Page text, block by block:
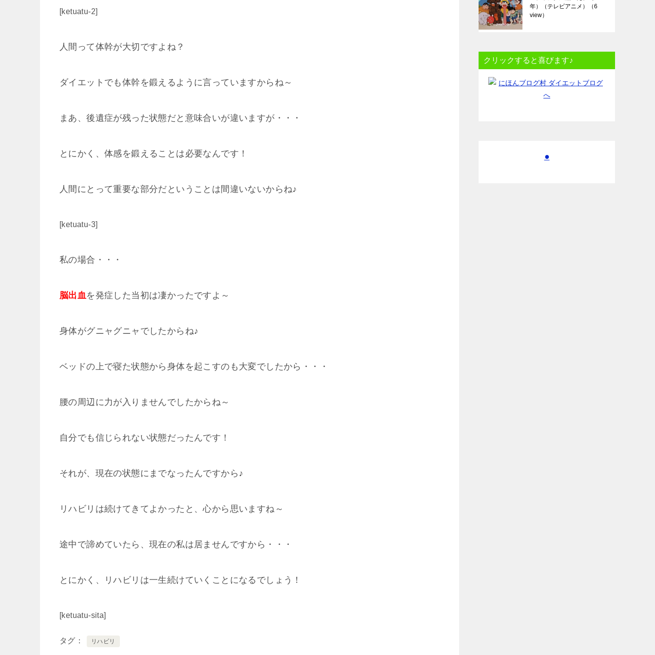
[ketuatu-2]
人間って体幹が大切ですよね？
ダイエットでも体幹を鍛えるように言っていますからね～
まあ、後遺症が残った状態だと意味合いが違いますが・・・
とにかく、体感を鍛えることは必要なんです！
人間にとって重要な部分だということは間違いないからね♪
[ketuatu-3]
私の場合・・・
脳出血 を発症した当初は凄かったですよ～
身体がグニャグニャでしたからね♪
ベッドの上で寝た状態から身体を起こすのも大変でしたから・・・
腰の周辺に力が入りませんでしたからね～
自分でも信じられない状態だったんです！
それが、現在の状態にまでなったんですから♪
リハビリは続けてきてよかったと、心から思いますね～
途中で諦めていたら、現在の私は居ませんですから・・・
とにかく、リハビリは一生続けていくことになるでしょう！
[ketuatu-sita]
タグ リハビリ
年）（テレビアニメ）
（6
view）
クリックすると喜びます♪
●